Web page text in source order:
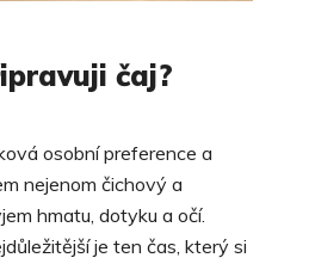
čaj?
osobní preference a
nejenom čichový a
hmatu, dotyku a očí.
je ten čas, který si